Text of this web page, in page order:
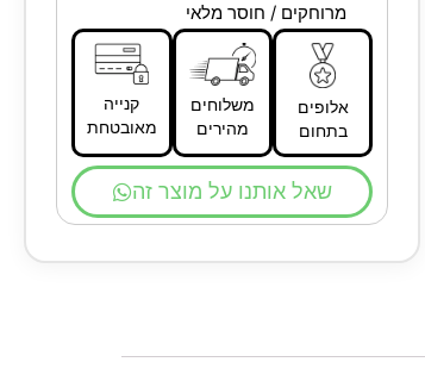
מרוחקים / חוסר מלאי
אלופים
בתחום
משלוחים
מהירים
קנייה
מאובטחת
שאל אותנו על מוצר זה